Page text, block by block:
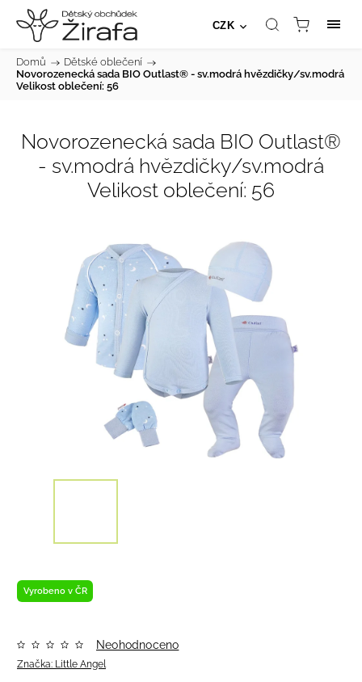
CZK
Domů / Dětské oblečení /
Novorozenecká sada BIO Outlast® - sv.modrá hvězdičky/sv.modrá
Velikost oblečení: 56
Novorozenecká sada BIO Outlast®
- sv.modrá hvězdičky/sv.modrá
Velikost oblečení: 56
Vyrobeno v ČR
Značka: Little Angel
Neohodnoceno